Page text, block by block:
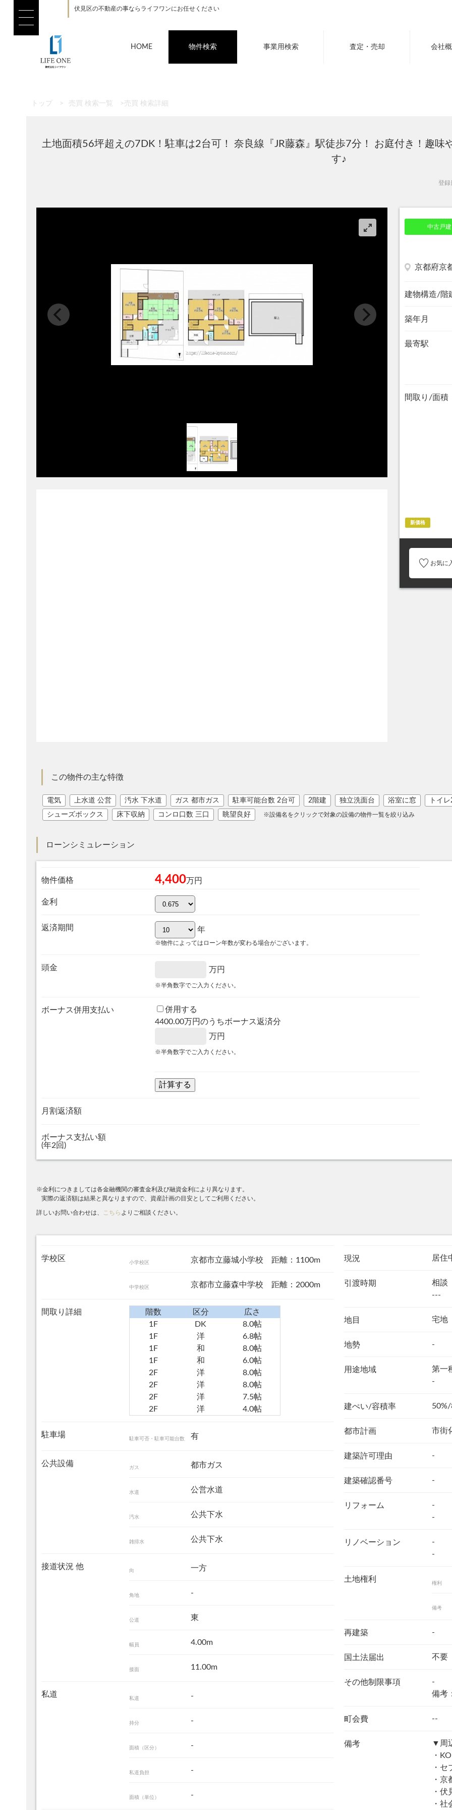
伏見区の不動産の事ならライフワンにお任せください
HOME 物件検索 事業用検索 査定・売却 会社
トップ > 売買 検索一覧 >売買 検索詳細
土地面積56坪超えの7DK！駐車は2台可！ 奈良線『JR藤森』駅徒歩7分！ お庭付き！趣味
す♪
登
中古戸建
京都府京
建物構造/階
築年月
最寄駅
間取り/面積
新価格
お気に
この物件の主な特徴
電気 上水道 公営 汚水 下水道 ガス 都市ガス 駐車可能台数 2台可 2階建 独立洗面台 浴室に窓
トイ
シューズボックス
床下収納 コンロ口数 三口 眺望良好 ※設備名をクリックで対象の設備の物件一覧を絞り込み
ローンシミュレーション
物件価格 4,400万円
金利
返済期間 年
※物件によってはローン年数が変わる場合がございます。
頭金 万円
※半角数字でご入力ください。
ボーナス併用支払い
併用する
4400.00万円のうちボーナス返済分
万円
※半角数字でご入力ください。
月割返済額
ボーナス支払い額
(年2回)
※金利につきましては各金融機関の審査金利及び融資金利により異なります。
実際の返済額は結果と異なりますので、資産計画の目安としてご利用ください。
詳しいお問い合わせは、 こちら よりご相談ください。
学校区 小学校区 京都市立藤城小学校 距離：1100m
中学校区 京都市立藤森中学校 距離：2000m
間取り詳細 階数 区分
広さ
1F
DK
8.0帖
1F
洋
6.8帖
1F
和
8.0帖
1F
和
6.0帖
2F
洋
8.0帖
2F
洋
8.0帖
2F
洋
7.5帖
2F
洋 4.0帖
駐車場 駐車可否・駐車可能台数 有
公共設備 ガス 都市ガス
水道 公営水道
汚水 公共下水
雑排水 公共下水
接道状況 他 向 一方
角地 -
公道 東
幅員 4.00m
接面 11.00m
私道 私道 -
持分 -
面積（区分） -
私道負担 -
面積（単位） -
現況 居住
引渡時期
相談
---
地目 宅地
地勢 -
用途地域
第一
-
建ぺい/容積率
都市計画 市街
建築許可理由 -
建築確認番号 -
リフォーム
-
-
リノベーション
-
-
土地権利 権利
備考
再建築 -
国土法届出 不要
その他制限事項
-
備考
町会費 --
備考
▼周
・
・
・
・
・